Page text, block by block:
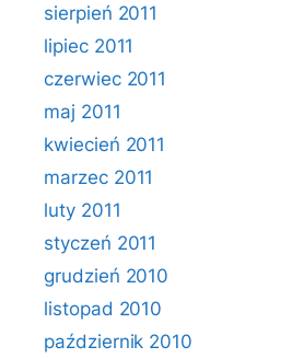
sierpień 2011
lipiec 2011
czerwiec 2011
maj 2011
kwiecień 2011
marzec 2011
luty 2011
styczeń 2011
grudzień 2010
listopad 2010
październik 2010